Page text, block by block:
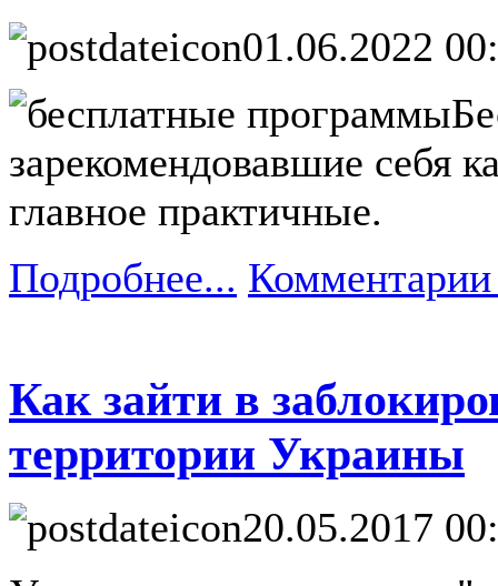
01.06.2022
зарекомендовавшие себя
главное практичные.
Подробнее...
Как зайти в
территории Украины
20.05.2017